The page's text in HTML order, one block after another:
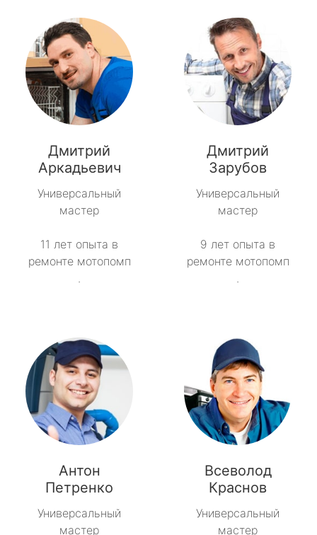
Дмитрий
Аркадьевич
Универсальный
мастер
11 лет опыта в
ремонте мотопомп
.
Дмитрий
Зарубов
Универсальный
мастер
9 лет опыта в
ремонте мотопомп
.
Антон
Петренко
Универсальный
мастер
Всеволод
Краснов
Универсальный
мастер